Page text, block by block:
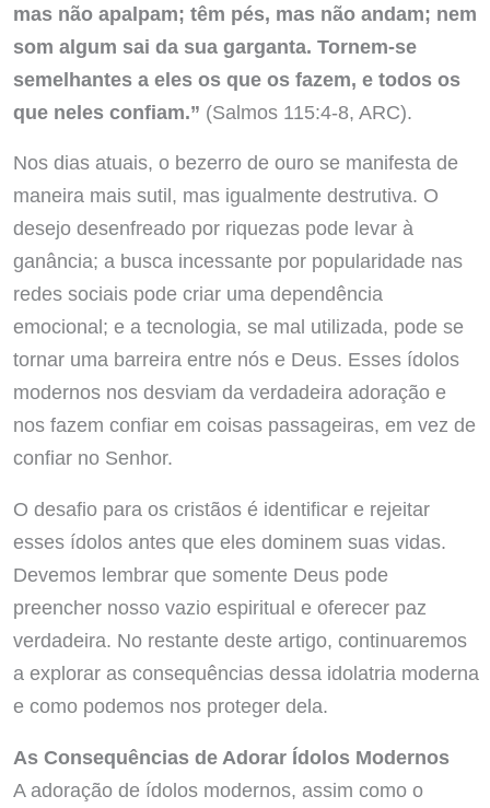
mas não apalpam; têm pés, mas não andam; nem
som algum sai da sua garganta. Tornem-se
semelhantes a eles os que os fazem, e todos os
que neles confiam.” (Salmos 115:4-8, ARC).
Nos dias atuais, o bezerro de ouro se manifesta de
maneira mais sutil, mas igualmente destrutiva. O
desejo desenfreado por riquezas pode levar à
ganância; a busca incessante por popularidade nas
redes sociais pode criar uma dependência
emocional; e a tecnologia, se mal utilizada, pode se
tornar uma barreira entre nós e Deus. Esses ídolos
modernos nos desviam da verdadeira adoração e
nos fazem confiar em coisas passageiras, em vez de
confiar no Senhor.
O desafio para os cristãos é identificar e rejeitar
esses ídolos antes que eles dominem suas vidas.
Devemos lembrar que somente Deus pode
preencher nosso vazio espiritual e oferecer paz
verdadeira. No restante deste artigo, continuaremos
a explorar as consequências dessa idolatria moderna
e como podemos nos proteger dela.
As Consequências de Adorar Ídolos Modernos
A adoração de ídolos modernos, assim como o